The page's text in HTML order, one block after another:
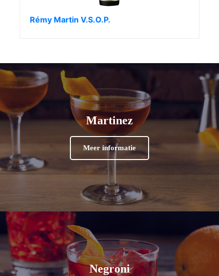
Rémy Martin V.S.O.P.
Martinez
Meer informatie
Negroni